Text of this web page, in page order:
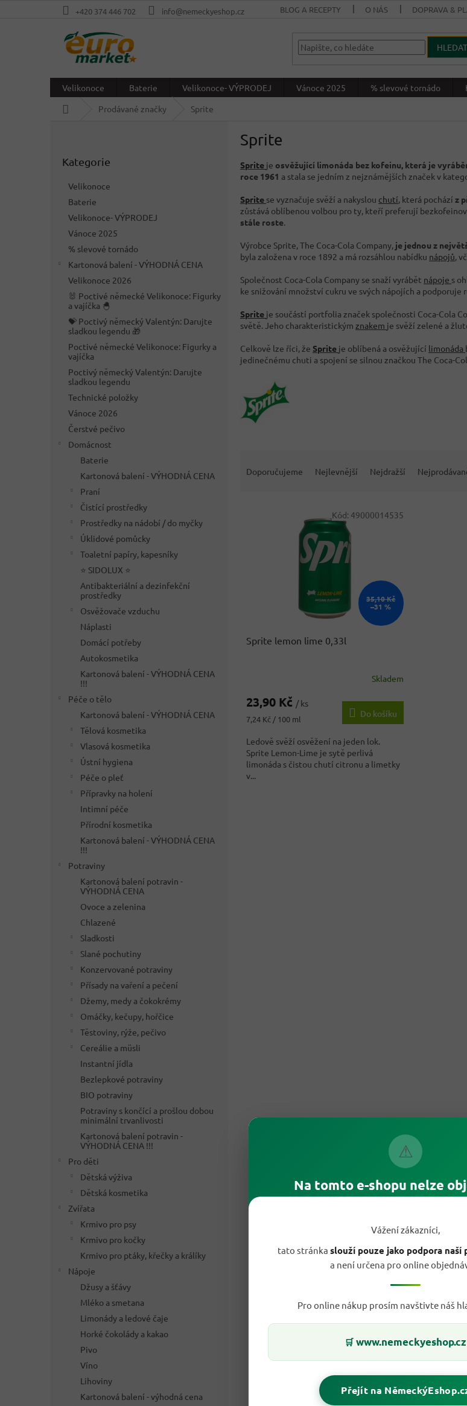
⚠
Na tomto e-shopu nelze
Vážení zákazníci,
tato stránka slouží pouze jako podpora naší
a není určena pro online
Pro online nákup prosím navštivte náš
🛒 www.nemeckyeshop.cz
Přejít na
+420 374 446 702 info@nemeckyeshop.cz BLOG A RECEPTY O NÁS DOPRAVA &
HLEDAT
Velikonoce Baterie Velikonoce- VÝPRODEJ Vánoce 2025 % slevové tornádo
Prodávané značky Sprite
kategorie
Kategorie
Velikonoce
Baterie
Velikonoce- VÝPRODEJ
Vánoce 2025
% slevové tornádo
Kartonová balení - VÝHODNÁ CENA
Velikonoce 2026
🐰 Poctivé německé Velikonoce: Figurky
a vajíčka 🐣
💝 Poctivý německý Valentýn: Darujte
sladkou legendu 🎁
Poctivé německé Velikonoce: Figurky a
vajíčka
Poctivý německý Valentýn: Darujte
sladkou legendu
Technické položky
Vánoce 2026
Čerstvé pečivo
Domácnost
Baterie
Kartonová balení - VÝHODNÁ CENA
Praní
Čistící prostředky
Prostředky na nádobí / do myčky
Úklidové pomůcky
Toaletní papíry, kapesníky
⭐ SIDOLUX ⭐
Antibakteriální a dezinfekční
prostředky
Osvěžovače vzduchu
Náplasti
Domácí potřeby
Autokosmetika
Kartonová balení - VÝHODNÁ CENA
!!!
Péče o tělo
Kartonová balení - VÝHODNÁ CENA
Tělová kosmetika
Vlasová kosmetika
Ústní hygiena
Péče o pleť
Přípravky na holení
Intimní péče
Přírodní kosmetika
Kartonová balení - VÝHODNÁ CENA
!!!
Potraviny
Kartonová balení potravin -
VÝHODNÁ CENA
Ovoce a zelenina
Chlazené
Sladkosti
Slané pochutiny
Konzervované potraviny
Přísady na vaření a pečení
Džemy, medy a čokokrémy
Omáčky, kečupy, hořčice
Těstoviny, rýže, pečivo
Cereálie a müsli
Instantní jídla
Bezlepkové potraviny
BIO potraviny
Potraviny s končící a prošlou dobou
minimální trvanlivosti
Kartonová balení potravin -
VÝHODNÁ CENA !!!
Pro děti
Dětská výživa
Dětská kosmetika
Zvířata
Krmivo pro psy
Krmivo pro kočky
Krmivo pro ptáky, křečky a králíky
Nápoje
Džusy a šťávy
Mléko a smetana
Limonády a ledové čaje
Horké čokolády a kakao
Pivo
Víno
Lihoviny
Kartonová balení - výhodná cena
Sprite
Sprite je osvěžující limonáda bez kofeinu, která je
roce 1961 a stala se jedním z nejznámějších značek v
Sprite se vyznačuje svěží a nakyslou chutí, která pochází z
zůstává oblíbenou volbou pro ty, kteří preferují
stále roste.
Výrobce Sprite, The Coca-Cola Company, je jednou z
byla založena v roce 1892 a má rozsáhlou nabídku nápojů,
Společnost Coca-Cola Company se snaží vyrábět nápoje s
ke snižování množství cukru ve svých nápojích a podporuje
Sprite je součástí portfolia značek společnosti Coca-Cola
světě. Jeho charakteristickým znakem je svěží zelené a
Celkově lze říci, že Sprite je oblíbená a osvěžující limonáda
jedinečnému chuti a spojení se silnou značkou The Coca-
Doporučujeme Nejlevnější Nejdražší
35,10 Kč
–31 %
Sprite lemon lime 0,33l
produktu
5,0
z
5
hvězdiček.
Skladem
23,90 Kč / ks
Měrná
7,24 Kč / 100 ml
Do košíku
Ledově svěží osvěžení na jeden lok.
Sprite Lemon-Lime je sytě perlivá
limonáda s čistou chutí citronu a limetky
v...
Kód: 49000014535